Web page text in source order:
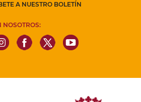
A NUESTRO BOLETÍN
NOSOTROS: